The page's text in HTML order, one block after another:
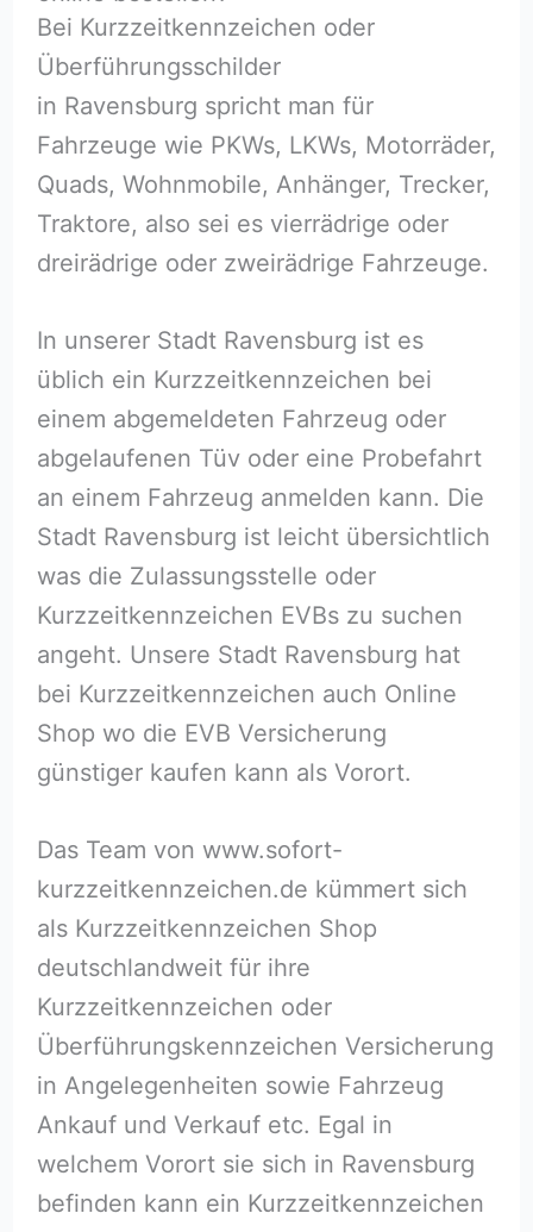
Bei Kurzzeitkennzeichen oder
Überführungsschilder
in Ravensburg spricht man für
Fahrzeuge wie PKWs, LKWs, Motorräder,
Quads, Wohnmobile, Anhänger, Trecker,
Traktore, also sei es vierrädrige oder
dreirädrige oder zweirädrige Fahrzeuge.
In unserer Stadt Ravensburg ist es
üblich ein Kurzzeitkennzeichen bei
einem abgemeldeten Fahrzeug oder
abgelaufenen Tüv oder eine Probefahrt
an einem Fahrzeug anmelden kann. Die
Stadt Ravensburg ist leicht übersichtlich
was die Zulassungsstelle oder
Kurzzeitkennzeichen EVBs zu suchen
angeht. Unsere Stadt Ravensburg hat
bei Kurzzeitkennzeichen auch Online
Shop wo die EVB Versicherung
günstiger kaufen kann als Vorort.
Das Team von www.sofort-
kurzzeitkennzeichen.de kümmert sich
als Kurzzeitkennzeichen Shop
deutschlandweit für ihre
Kurzzeitkennzeichen oder
Überführungskennzeichen Versicherung
in Angelegenheiten sowie Fahrzeug
Ankauf und Verkauf etc. Egal in
welchem Vorort sie sich in Ravensburg
befinden kann ein Kurzzeitkennzeichen